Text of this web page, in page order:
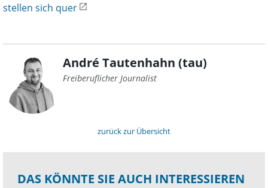
stellen sich quer
André Tautenhahn (tau)
Freiberuflicher Journalist
zurück zur Übersicht
DAS KÖNNTE SIE AUCH INTERESSIEREN